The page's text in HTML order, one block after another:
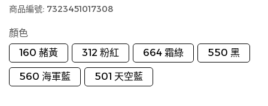
商品編號: 7323451017308
顏色
160 赭黃
312 粉紅 664 霜綠 550 黑
560 海軍藍 501 天空藍